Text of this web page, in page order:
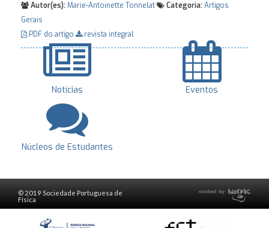
Autor(es):Marie-Antoinette Tonnelat Categoria:Artigos
Gerais
PDF do artigo
revista integral
Notícias Eventos
Núcleos de Estudantes
© 2019 Sociedade Portuguesa de
Física